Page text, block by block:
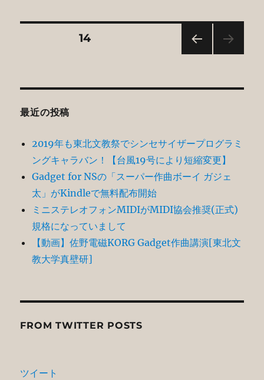
の
ー
ジ
送
り
固定ページ14
最近の投稿
2019年も東北文教祭でシンセサイザープログラミ
ングキャラバン！【台風19号により短縮変更】
Gadget for NSの「スーパー作曲ボーイ ガジェ
太」がKindleで無料配布開始
ミニステレオフォンMIDIがMIDI協会推奨(正式)
規格になっていまして
【動画】佐野電磁KORG Gadget作曲講演[東北文
教大学真壁研]
FROM TWITTER POSTS
ツイート